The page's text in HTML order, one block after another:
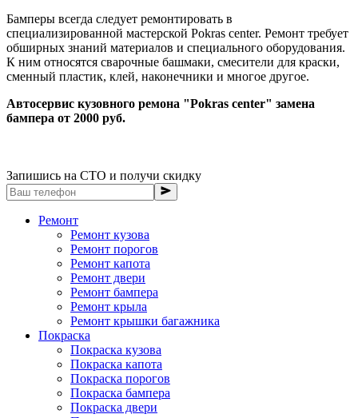
Бамперы всегда следует ремонтировать в
специализированной мастерской Pokras center. Ремонт требует
обширных знаний материалов и специального оборудования.
К ним относятся сварочные башмаки, смесители для краски,
сменный пластик, клей, наконечники и многое другое.
Автосервис кузовного ремона "Pokras center" замена
бампера от 2000 руб.
Запишись на СТО и получи скидку
Ремонт
Ремонт кузова
Ремонт порогов
Ремонт капота
Ремонт двери
Ремонт бампера
Ремонт крыла
Ремонт крышки багажника
Покраска
Покраска кузова
Покраска капота
Покраска порогов
Покраска бампера
Покраска двери